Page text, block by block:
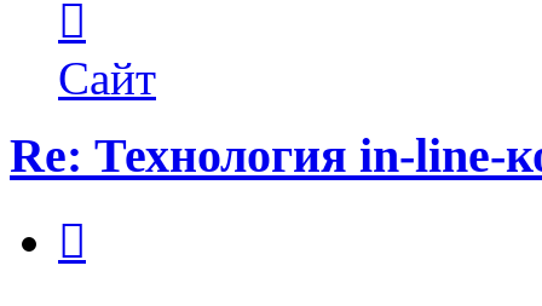
пользователя
Maks42
Сайт
Re: Технология in-line-